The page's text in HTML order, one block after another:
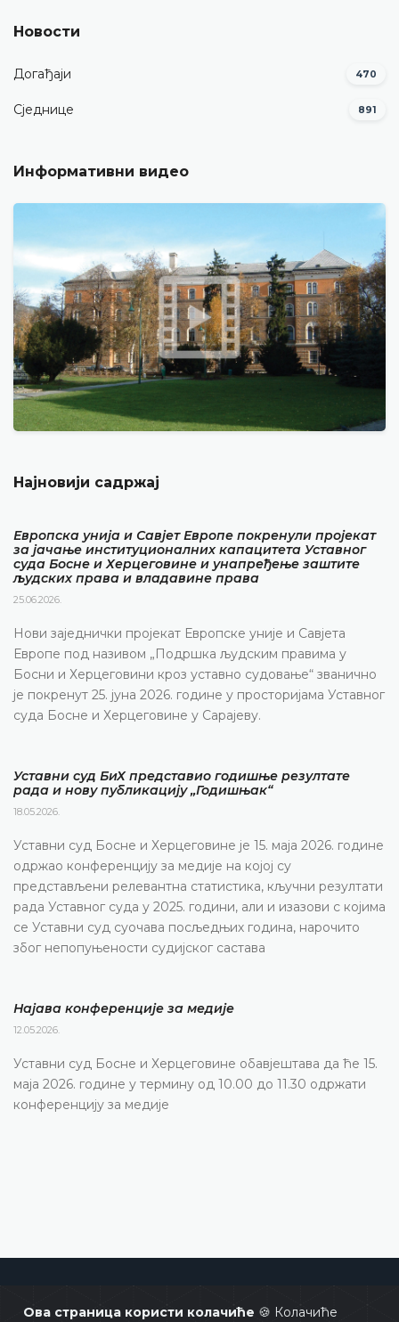
Ова страница користи колачиће 🍪 Колачиће
Новости
Догађаји 470
Сједнице 891
Информативни видео
Најновији садржај
Европска унија и Савјет Европе покренули пројекат
за јачање институционалних капацитета Уставног
суда Босне и Херцеговине и унапређење заштите
људских права и владавине права
25.06.2026.
Нови заједнички пројекат Европске уније и Савјета
Европе под називом „Подршка људским правима у
Босни и Херцеговини кроз уставно судовање“ званично
је покренут 25. јуна 2026. године у просторијама Уставног
суда Босне и Херцеговине у Сарајеву.
Уставни суд БиХ представио годишње резултате
рада и нову публикацију „Годишњак“
18.05.2026.
Уставни суд Босне и Херцеговине је 15. маја 2026. године
одржао конференцију за медије на којој су
представљени релевантна статистика, кључни резултати
рада Уставног суда у 2025. години, али и изазови с којима
се Уставни суд суочава посљедњих година, нарочито
због непопуњености судијског састава
Најава конференције за медије
12.05.2026.
Уставни суд Босне и Херцеговине обавјештава да ће 15.
маја 2026. године у термину од 10.00 до 11.30 одржати
конференцију за медије